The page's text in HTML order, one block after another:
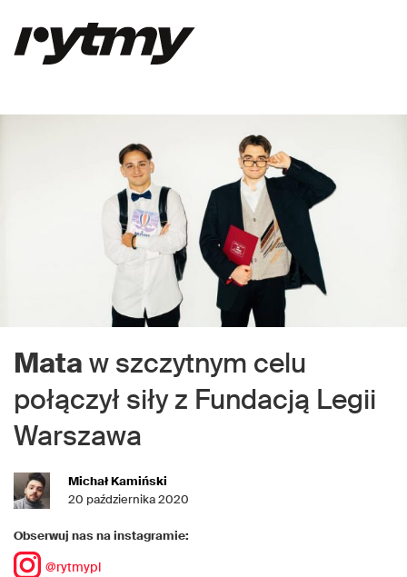
Mata w szczytnym celu
połączył siły z Fundacją Legii
Warszawa
Michał Kamiński
20 października 2020
Obserwuj nas na instagramie:
@rytmypl